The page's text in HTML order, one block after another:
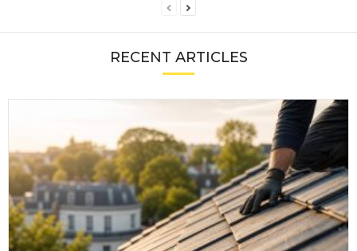
RECENT ARTICLES